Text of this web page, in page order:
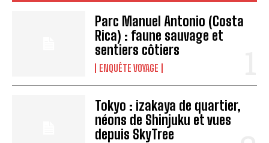
Parc Manuel Antonio (Costa
Rica) : faune sauvage et
sentiers côtiers
ENQUÊTE VOYAGE
Tokyo : izakaya de quartier,
néons de Shinjuku et vues
depuis SkyTree